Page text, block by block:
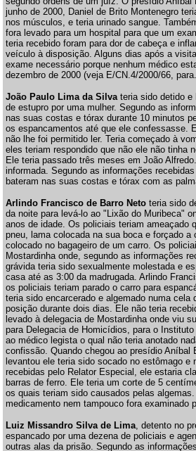
junho de 2000, Daniel de Brito Montenegro
nos músculos, e teria urinado sangue.
fora levado para um hospital para que um
teria recebido foram para dor de cabeça e
veículo à disposição. Alguns dias após a
exame necessário porque nenhum médico
dezembro de 2000 (veja E/CN.4/2000/66,
João Paulo Lima da Silvateria sido detido e
de estupro por uma mulher. Segundo as
nas suas costas e tórax durante 10 minutos
os espancamentos até que ele confessasse.
não lhe foi permitido ler. Teria começado à
eles teriam respondido que não ele não tinha
Ele teria passado três meses em João
informada. Segundo as informações
bateram nas suas costas e tórax com as
Arlindo Francisco de Barro Neto teria sido
da noite para levá-lo ao "Lixão do Muribeca"
anos de idade. Os policiais teriam ameaçado
pneu, lama colocada na sua boca e forçado
colocado no bagageiro de um carro. Os
Mostardinha onde, segundo as informações
grávida teria sido sexualmente molestada e
casa até as 3:00 da madrugada. Arlindo
os policiais teriam parado o carro para
teria sido encarcerado e algemado numa
posição durante dois dias. Ele não teria
levado à delegacia de Mostardinha onde viu
para Delegacia de Homicídios, para o
ao médico legista o qual não teria anotado
confissão. Quando chegou ao presídio Aníbal
levantou ele teria sido socado no estômago
recebidas pelo Relator Especial, ele estaria
barras de ferro. Ele teria um corte de 5
os quais teriam sido causados pelas
medicamento nem tampouco fora examinado
Luiz Missandro Silva de Lima, detento no
espancado por uma dezena de policiais e
outras alas da prisão. Segundo as